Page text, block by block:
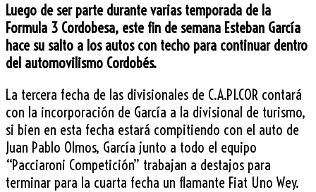
Luego de ser parte durante varias temporada de la
Formula 3 Cordobesa, este fin de semana Esteban García
hace su salto a los autos con techo para continuar dentro
del automovilismo Cordobés.
La tercera fecha de las divisionales de C.A.PI.COR contará
con la incorporación de García a la divisional de turismo,
si bien en esta fecha estará compitiendo con el auto de
Juan Pablo Olmos, García junto a todo el equipo
“Pacciaroni Competición” trabajan a destajos para
terminar para la cuarta fecha un flamante Fiat Uno Wey.